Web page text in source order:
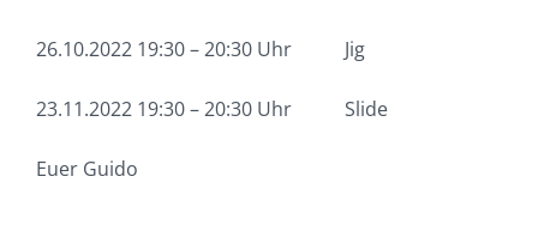
26.10.2022 19:30 – 20:30 Uhr Jig
23.11.2022 19:30 – 20:30 Uhr Slide
Euer Guido